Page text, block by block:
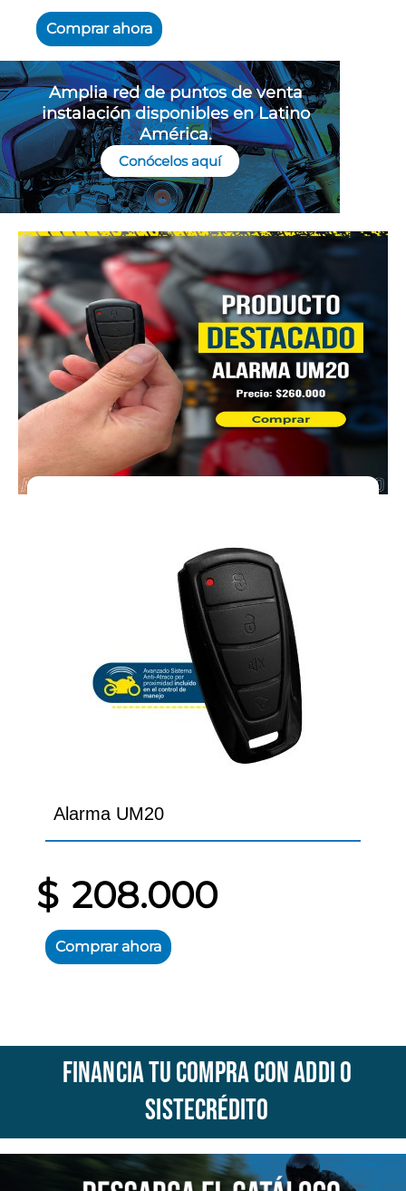
Comprar ahora
Este
producto
tiene
múltiples
variantes.
Las
opciones
pueden
elegir
en
la
página
de
producto
Amplia red de puntos de venta
instalación disponibles en Latino
América.
Conócelos aquí
Alarma UM20
$ 208.000
Comprar ahora
múltiples
variantes.
opciones
se
pueden
elegir
FINANCIA TU COMPRA CON ADDI O
SISTECRÉDITO